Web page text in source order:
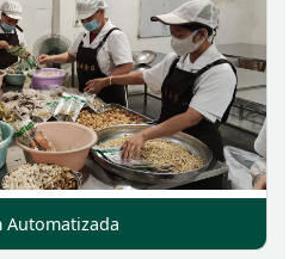
Automatizada